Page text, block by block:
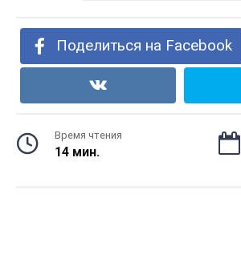
Поделиться на Facebook
Время чтения
14 мин.